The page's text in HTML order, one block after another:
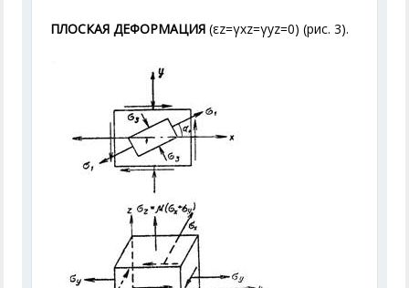
ПЛОСКАЯ ДЕФОРМАЦИЯ (εz=γxz=γyz=0) (рис. 3).